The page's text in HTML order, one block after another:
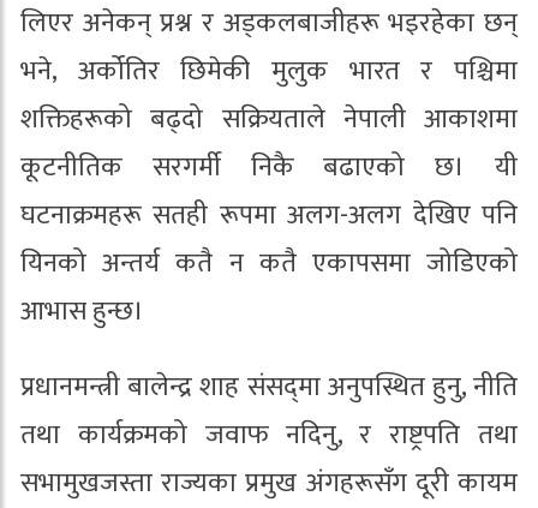
लिएर अनेकन् प्रश्न र अड्कलबाजीहरू भइरहेका छन्
भने, अर्कोतिर छिमेकी मुलुक भारत र पश्चिमा
शक्तिहरूको बढ्दो सक्रियताले नेपाली आकाशमा
कूटनीतिक सरगर्मी निकै बढाएको छ। यी
घटनाक्रमहरू सतही रूपमा अलग-अलग देखिए पनि
यिनको अन्तर्य कतै न कतै एकापसमा जोडिएको
आभास हुन्छ।
प्रधानमन्त्री बालेन्द्र शाह संसद्‌मा अनुपस्थित हुनु, नीति
तथा कार्यक्रमको जवाफ नदिनु, र राष्ट्रपति तथा
सभामुखजस्ता राज्यका प्रमुख अंगहरूसँग दूरी कायम